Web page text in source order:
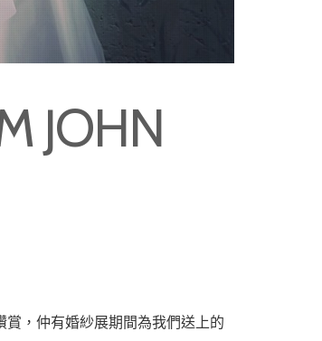
JOHN
賞，仲有婚紗展期間為我們送上的